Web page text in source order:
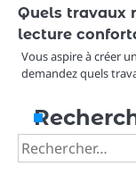
Quels travaux
lecture
Vous aspire à créer
demandez quels
Rechercher :